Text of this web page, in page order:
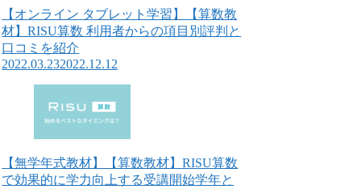
【オンライン タブレット学習】【算数教
材】RISU算数 利用者からの項目別評判と
口コミを紹介
2022.03.232022.12.12
【無学年式教材】【算数教材】RISU算数
で効果的に学力向上する受講開始学年と